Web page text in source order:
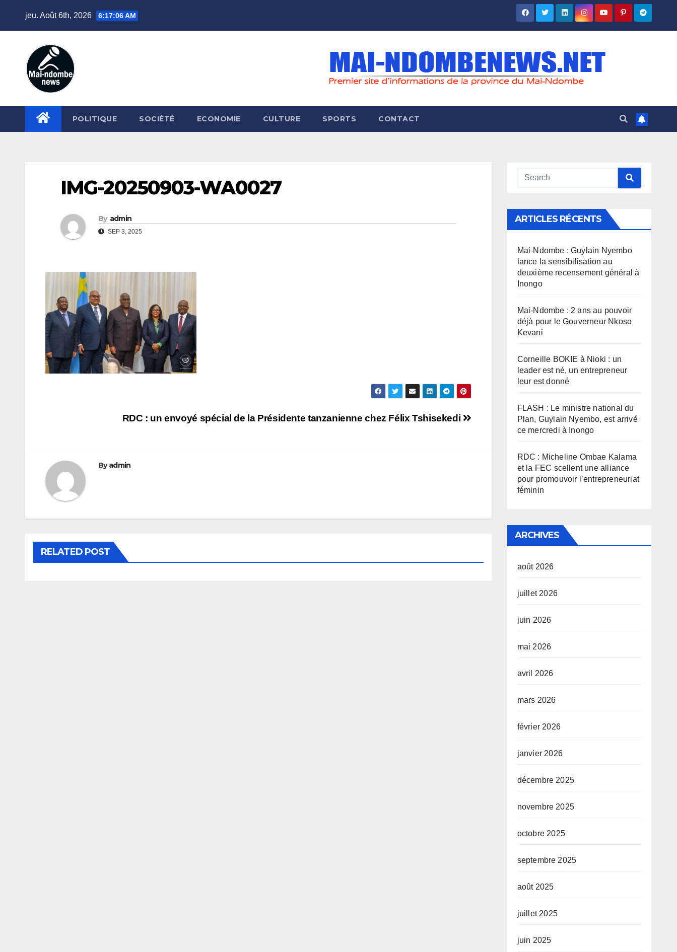
jeu. Août 6th, 2026 6:17:07 AM
POLITIQUE SOCIÉTÉ ECONOMIE CULTURE SPORTS CONTACT
IMG-20250903-WA0027
By admin
SEP 3, 2025
Navigation
l’article
RDC : un envoyé spécial de la Présidente tanzanienne chez Félix Tshisekedi
Byadmin
RELATED POST
ARTICLES RÉCENTS
Mai-Ndombe : Guylain Nyembo
lance la sensibilisation au
deuxième recensement général à
Inongo
Mai-Ndombe : 2 ans au pouvoir
déjà pour le Gouverneur Nkoso
Kevani
Corneille BOKIE à Nioki : un
leader est né, un entrepreneur
leur est donné
FLASH : Le ministre national du
Plan, Guylain Nyembo, est arrivé
ce mercredi à Inongo
RDC : Micheline Ombae Kalama
et la FEC scellent une alliance
pour promouvoir l’entrepreneuriat
féminin
ARCHIVES
août 2026
juillet 2026
juin 2026
mai 2026
avril 2026
mars 2026
février 2026
janvier 2026
décembre 2025
novembre 2025
octobre 2025
septembre 2025
août 2025
juillet 2025
juin 2025